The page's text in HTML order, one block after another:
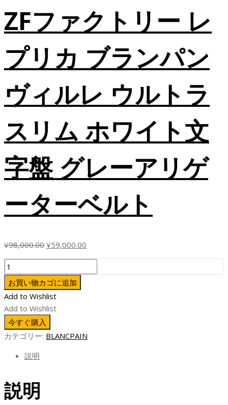
ZFファクトリー レ
プリカ ブランパン
ヴィルレ ウルトラ
スリム ホワイト文
字盤 グレーアリゲ
ーターベルト
¥98,000.00 元
の
格
は
¥98,000.00
で
し
た。
¥59,000.00
在
す。
ZF
フ
ァ
ク
ト
リ
ー
カ
ブ
お買い物カゴに追加
Add to Wishlist
Add to Wishlist
今すぐ購入
カテゴリー: BLANCPAIN
説明
説明